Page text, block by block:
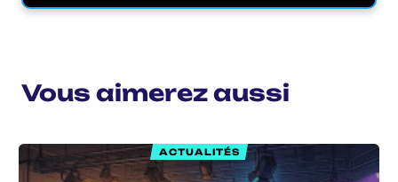
Vous aimerez aussi
ACTUALITÉS